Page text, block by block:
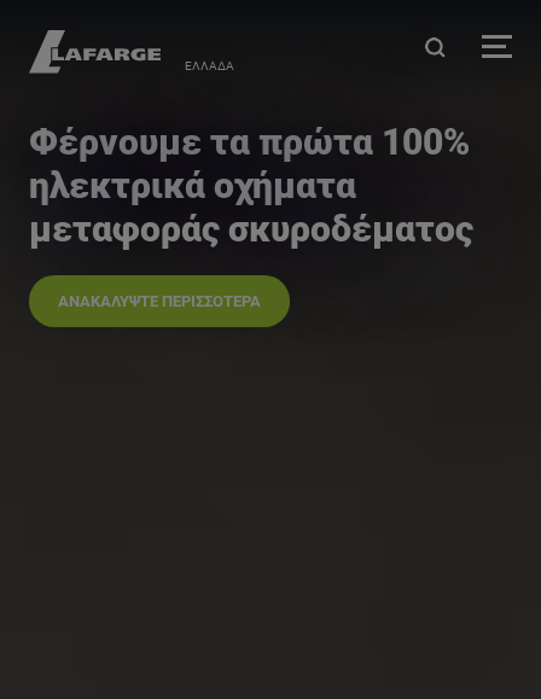
ΕΛΛΆΔΑ
Φέρνουμε τα πρώτα 100%
ηλεκτρικά οχήματα
μεταφοράς σκυροδέματος
ΑΝΑΚΑΛΥΨΤΕ ΠΕΡΙΣΣΟΤΕΡΑ